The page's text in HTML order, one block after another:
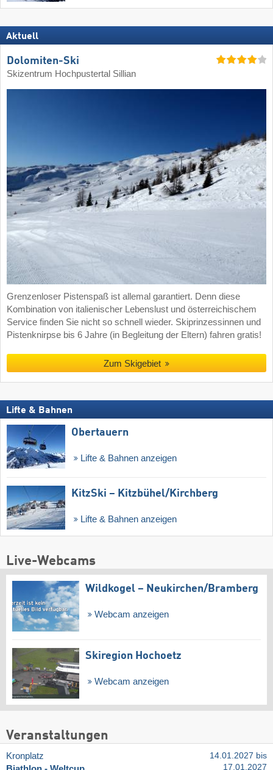
Aktuell
Dolomiten-Ski
Skizentrum Hochpustertal Sillian
Grenzenloser Pistenspaß ist allemal garantiert. Denn diese
Kombination von italienischer Lebenslust und österreichischem
Service finden Sie nicht so schnell wieder. Skiprinzessinnen und
Pistenknirpse bis 6 Jahre (in Begleitung der Eltern) fahren gratis!
Zum Skigebiet
Lifte & Bahnen
Obertauern
Lifte & Bahnen anzeigen
KitzSki – Kitzbühel/​Kirchberg
Lifte & Bahnen anzeigen
Live-Webcams
Wildkogel – Neukirchen/​Bramberg
Webcam anzeigen
Skiregion Hochoetz
Webcam anzeigen
Veranstaltungen
Kronplatz
14.01.2027 bis
17.01.2027